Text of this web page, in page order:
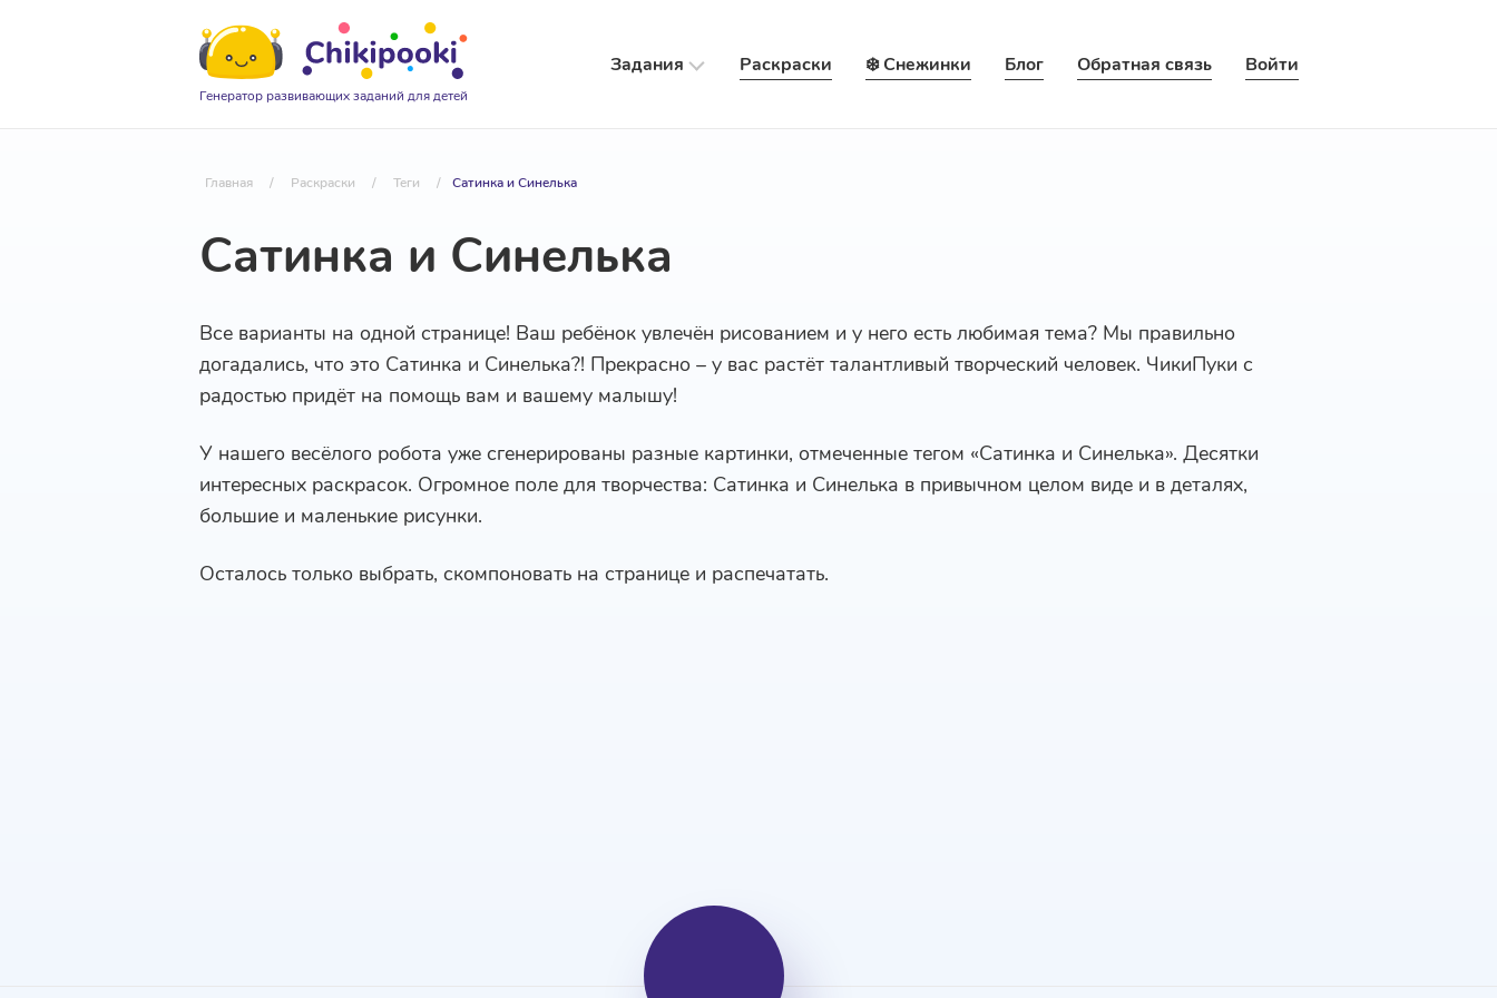
Генератор развивающих заданий для детей
Задания Раскраски ❄️ Снежинки Блог Обратная связь Войти
Главная / Раскраски / Теги / Сатинка и Синелька
Сатинка и Синелька
Все варианты на одной странице! Ваш ребёнок увлечён рисованием и у него есть любимая тема? Мы правильно
догадались, что это Сатинка и Синелька?! Прекрасно – у вас растёт талантливый творческий человек. ЧикиПуки с
радостью придёт на помощь вам и вашему малышу!
У нашего весёлого робота уже сгенерированы разные картинки, отмеченные тегом «Сатинка и Синелька». Десятки
интересных раскрасок. Огромное поле для творчества: Сатинка и Синелька в привычном целом виде и в деталях,
большие и маленькие рисунки.
Осталось только выбрать, скомпоновать на странице и распечатать.